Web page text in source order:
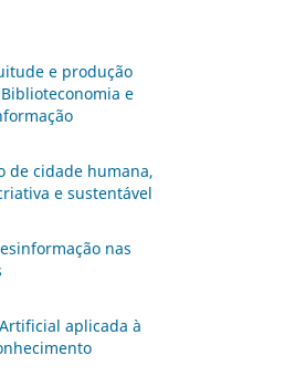
e produção
e
de cidade humana,
e sustentável
nas
aplicada à